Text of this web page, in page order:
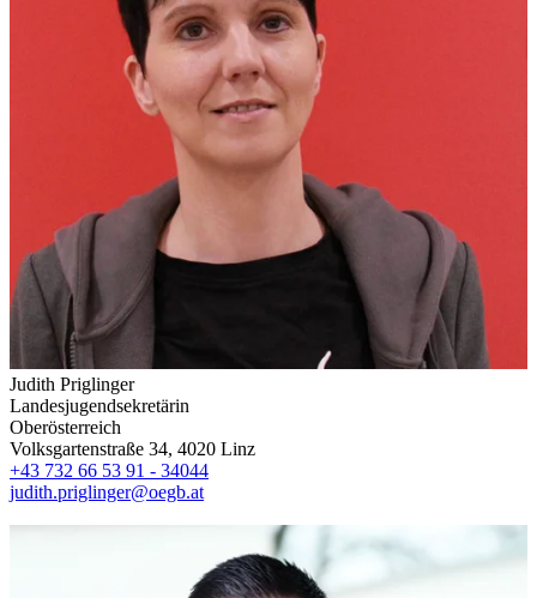
Judith Priglinger
Landesjugendsekretärin
Oberösterreich
Volksgartenstraße 34, 4020 Linz
+43 732 66 53 91 - 34044
judith.priglinger@oegb.at